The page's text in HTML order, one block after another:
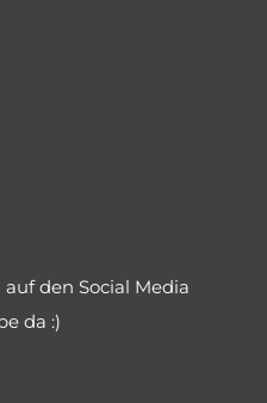
den Social Media
da :)